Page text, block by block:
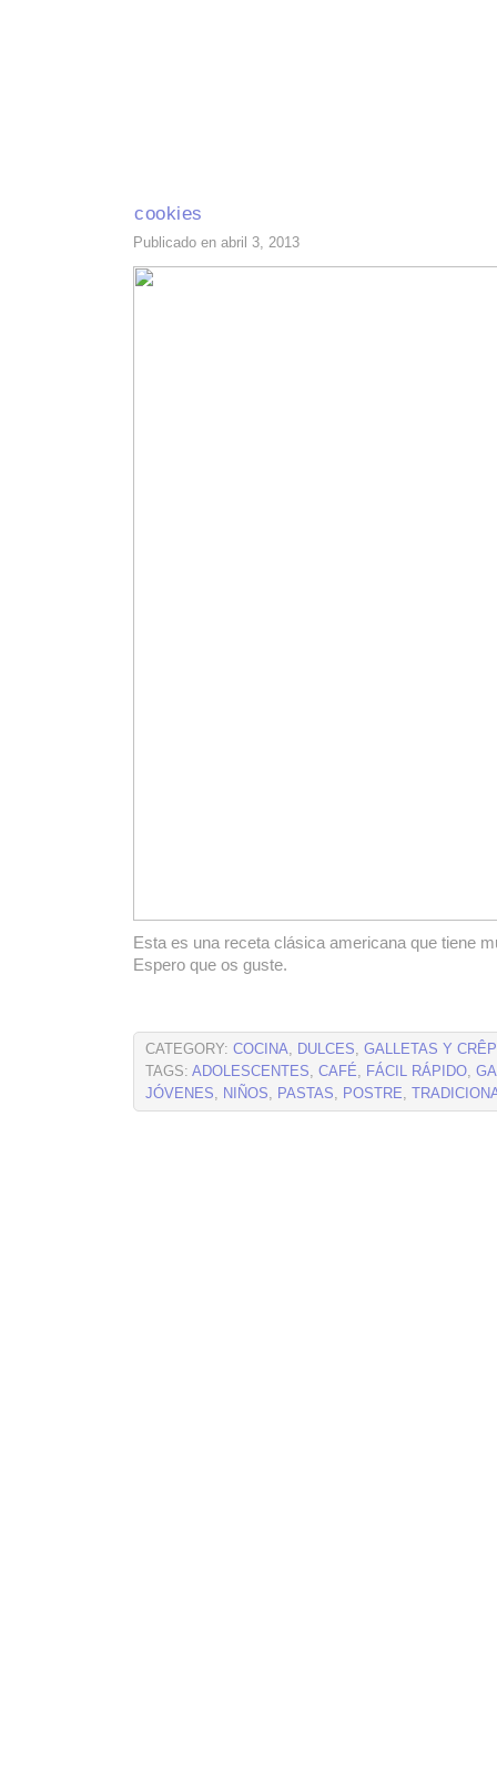
cookies
Publicado en abril 3, 2013
Esta es una receta clásica americana que tiene
Espero que os guste.
CATEGORY: COCINA, DULCES, GALLETAS Y
TAGS: ADOLESCENTES, CAFÉ, FÁCIL RÁPIDO,
JÓVENES, NIÑOS, PASTAS, POSTRE,